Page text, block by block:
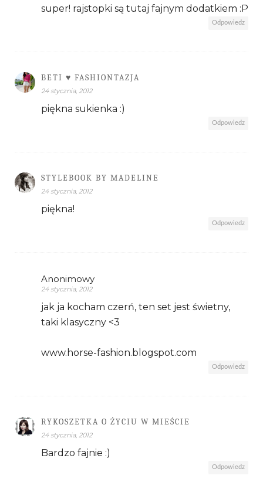
super! rajstopki są tutaj fajnym dodatkiem :P
Odpowiedz
BETI ♥ FASHIONTAZJA
24 stycznia, 2012
piękna sukienka :)
Odpowiedz
STYLEBOOK BY MADELINE
24 stycznia, 2012
piękna!
Odpowiedz
Anonimowy
24 stycznia, 2012
jak ja kocham czerń, ten set jest świetny,
taki klasyczny <3
www.horse-fashion.blogspot.com
Odpowiedz
RYKOSZETKA O ŻYCIU W MIEŚCIE
24 stycznia, 2012
Bardzo fajnie :)
Odpowiedz